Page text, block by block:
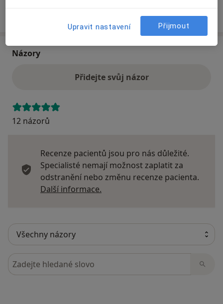
o adrese
Názory
Přidejte svůj názor
12 názorů
Recenze pacientů jsou pro nás důležité.
Specialisté nemají možnost zaplatit za
odstranění nebo změnu recenze pacienta.
Další informace.
Hledejte v názorech
Upravit nastavení Přijmout